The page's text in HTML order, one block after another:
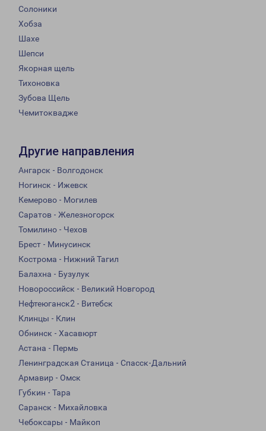
Солоники
Хобза
Шахе
Шепси
Якорная щель
Тихоновка
Зубова Щель
Чемитоквадже
Другие направления
Ангарск - Волгодонск
Ногинск - Ижевск
Кемерово - Могилев
Саратов - Железногорск
Томилино - Чехов
Брест - Минусинск
Кострома - Нижний Тагил
Балахна - Бузулук
Новороссийск - Великий Новгород
Нефтеюганск2 - Витебск
Клинцы - Клин
Обнинск - Хасавюрт
Астана - Пермь
Ленинградская Станица - Спасск-Дальний
Армавир - Омск
Губкин - Тара
Саранск - Михайловка
Чебоксары - Майкоп